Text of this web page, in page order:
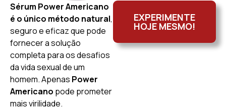
Sérum Power Americano
é o único método natural,
seguro e eficaz que pode
fornecer a solução
completa para os desafios
da vida sexual de um
homem. Apenas Power
Americano pode prometer
mais virilidade.
EXPERIMENTE
HOJE MESMO!